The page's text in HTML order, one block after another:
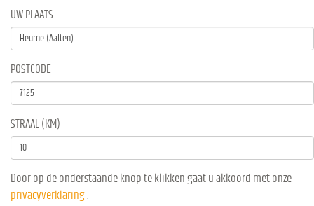
UW PLAATS
POSTCODE
STRAAL (KM)
Door op de onderstaande knop te klikken gaat u akkoord met onze
privacyverklaring